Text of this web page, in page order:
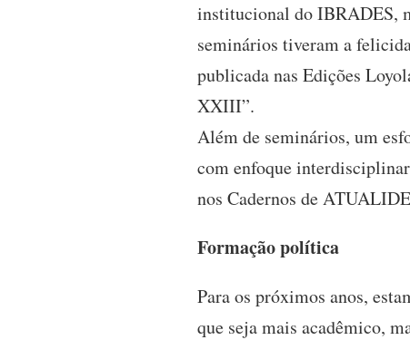
institucional do IBRADES,
seminários tiveram a
publicada nas Edições
XXIII”.
Além de seminários, um
com enfoque
nos Cadernos de
Formação política
Para os próximos anos,
que seja mais acadêmico,